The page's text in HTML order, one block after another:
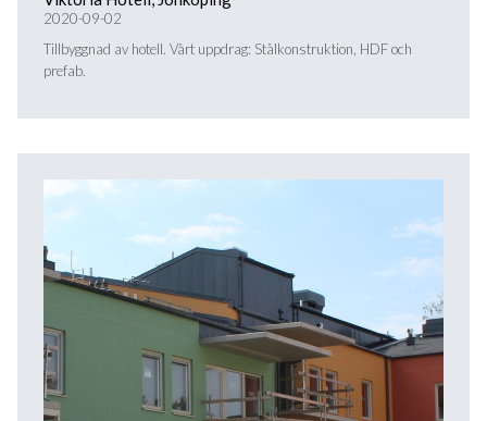
2020-09-02
Tillbyggnad av hotell. Vårt uppdrag: Stålkonstruktion, HDF och
prefab.